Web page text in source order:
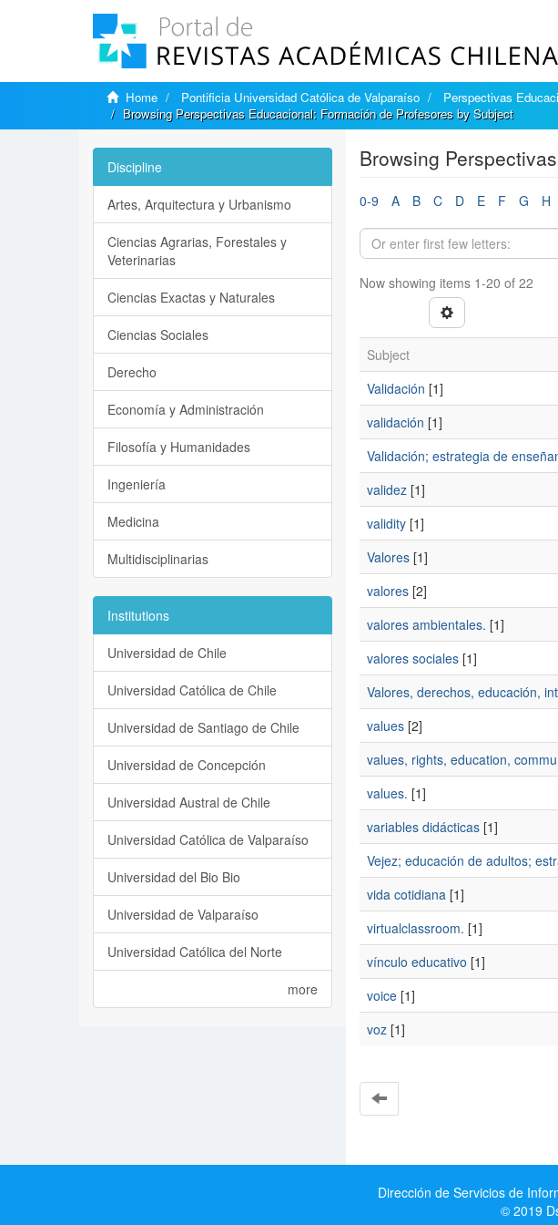
Home Pontificia Universidad Católica de Valparaíso
Perspectivas
Browsing Perspectivas Educacional: Formación de Profesores by Subject
Browsing
0-9 A B C D E F G H
Now showing items 1-20 of 22
Subject
Validación [1]
validación [1]
Validación; estrategia de
validez[1]
validity[1]
Valores[1]
valores[2]
valores ambientales. [1]
valores sociales[1]
Valores, derechos, educación,
values[2]
values, rights, education,
values. [1]
variables didácticas[1]
Vejez; educación de adultos;
vida cotidiana[1]
virtualclassroom. [1]
vínculo educativo [1]
voice[1]
voz[1]
Discipline
Artes, Arquitectura y Urbanismo
Ciencias Agrarias, Forestales y
Veterinarias
Ciencias Exactas y Naturales
Ciencias Sociales
Derecho
Economía y Administración
Filosofía y Humanidades
Ingeniería
Medicina
Multidisciplinarias
Institutions
Universidad de Chile
Universidad Católica de Chile
Universidad de Santiago de Chile
Universidad de Concepción
Universidad Austral de Chile
Universidad Católica de Valparaíso
Universidad del Bio Bio
Universidad de Valparaíso
Universidad Católica del Norte
more
Dirección de Servicios de
© 2019